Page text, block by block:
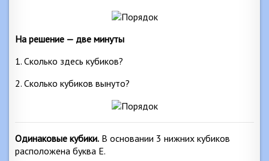
На решение — две минуты
1. Сколько здесь кубиков?
2. Сколько кубиков вынуто?
Одинаковые кубики. В основании 3 нижних кубиков
расположена буква Е.